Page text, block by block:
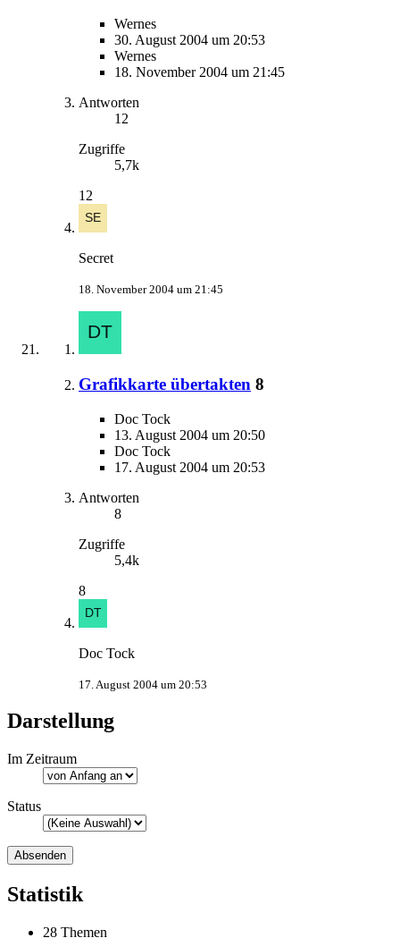
Wernes
30. August 2004 um 20:53
Wernes
18. November 2004 um 21:45
Antworten
12
Zugriffe
5,7k
12
Secret
18. November 2004 um 21:45
Grafikkarte übertakten 8
Doc Tock
13. August 2004 um 20:50
Doc Tock
17. August 2004 um 20:53
Antworten
8
Zugriffe
5,4k
8
Doc Tock
17. August 2004 um 20:53
Darstellung
Im Zeitraum
Status
Statistik
28 Themen